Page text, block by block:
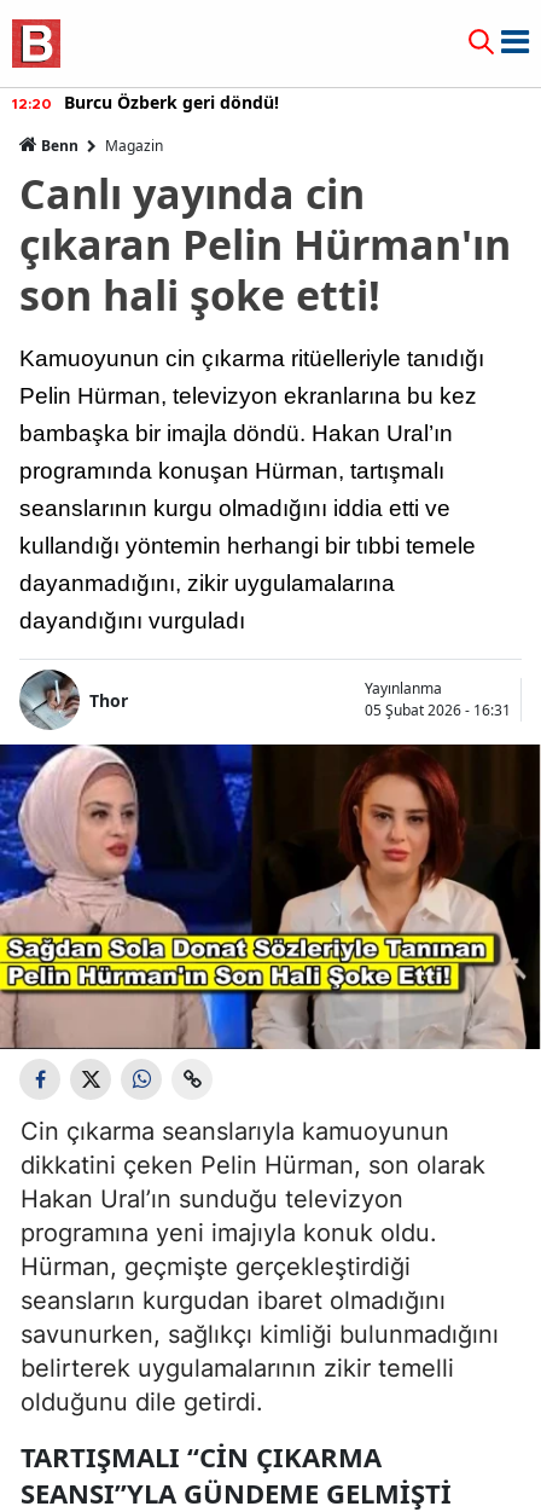
12:20 Burcu Özberk geri döndü!
Benn Magazin
Canlı yayında cin
çıkaran Pelin Hürman'ın
son hali şoke etti!
Kamuoyunun cin çıkarma ritüelleriyle tanıdığı
Pelin Hürman, televizyon ekranlarına bu kez
bambaşka bir imajla döndü. Hakan Ural’ın
programında konuşan Hürman, tartışmalı
seanslarının kurgu olmadığını iddia etti ve
kullandığı yöntemin herhangi bir tıbbi temele
dayanmadığını, zikir uygulamalarına
dayandığını vurguladı
Thor
Yayınlanma
05 Şubat 2026 - 16:31
Cin çıkarma seanslarıyla kamuoyunun
dikkatini çeken Pelin Hürman, son olarak
Hakan Ural’ın sunduğu televizyon
programına yeni imajıyla konuk oldu.
Hürman, geçmişte gerçekleştirdiği
seansların kurgudan ibaret olmadığını
savunurken, sağlıkçı kimliği bulunmadığını
belirterek uygulamalarının zikir temelli
olduğunu dile getirdi.
TARTIŞMALI “CIN ÇIKARMA
SEANSI”YLA GÜNDEME GELMIŞTI